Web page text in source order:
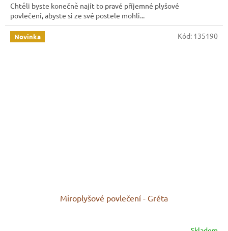
Chtěli byste konečně najít to pravé příjemné plyšové
povlečení, abyste si ze své postele mohli...
Novinka
Miroplyšové povlečení - Gréta
Kód: 135190